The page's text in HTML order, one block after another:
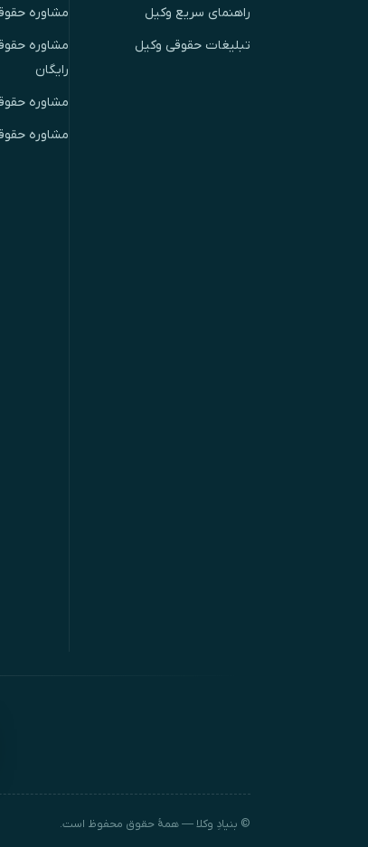
راهنمای سریع وکیل
تبلیغات حقوقی وکیل
مشاوره
مشاوره
رایگان
مشاوره
مشاوره
© بنیادِ وکلا — همهٔ حقوق محفوظ است.